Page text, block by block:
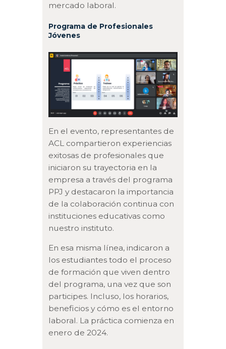
mercado laboral.
Programa de Profesionales
Jóvenes
En el evento, representantes de
ACL compartieron experiencias
exitosas de profesionales que
iniciaron su trayectoria en la
empresa a través del programa
PPJ y destacaron la importancia
de la colaboración continua con
instituciones educativas como
nuestro instituto.
En esa misma línea, indicaron a
los estudiantes todo el proceso
de formación que viven dentro
del programa, una vez que son
participes. Incluso, los horarios,
beneficios y cómo es el entorno
laboral. La práctica comienza en
enero de 2024.